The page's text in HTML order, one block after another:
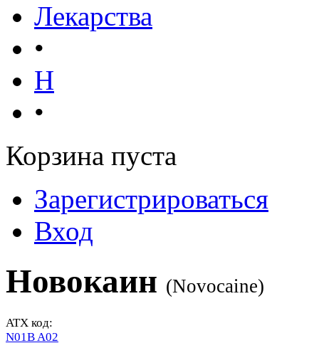
Лекарства
•
Н
•
Корзина пуста
Зарегистрироваться
Вход
Новокаин (Novocaine)
ATX код:
N01B A02